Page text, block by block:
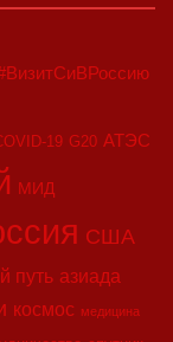
19 G20 АТЭС
МИД
США
путь азиада
космос медицина